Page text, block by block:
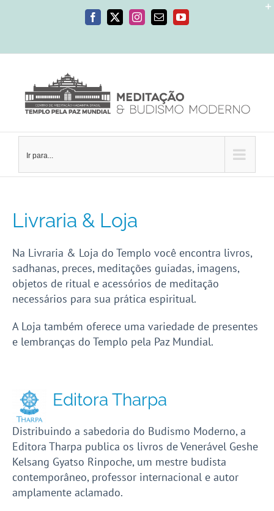
conteúdo
Facebook
X Instagram
E-
YouTube
Ir para...
Livraria & Loja
Na Livraria & Loja do Templo você encontra livros,
sadhanas, preces, meditações guiadas, imagens,
objetos de ritual e acessórios de meditação
necessários para sua prática espiritual.
A Loja também oferece uma variedade de presentes
e lembranças do Templo pela Paz Mundial.
Editora Tharpa
Distribuindo a sabedoria do Budismo Moderno, a
Editora Tharpa publica os livros de Venerável Geshe
Kelsang Gyatso Rinpoche, um mestre budista
contemporâneo, professor internacional e autor
amplamente aclamado.